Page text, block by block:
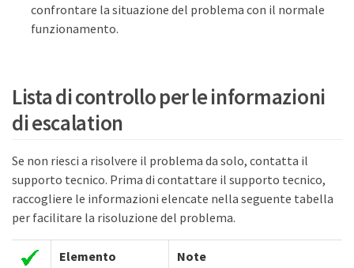
confrontare la situazione del problema con il normale
funzionamento.
Lista di controllo per le informazioni
di escalation
Se non riesci a risolvere il problema da solo, contatta il
supporto tecnico. Prima di contattare il supporto tecnico,
raccogliere le informazioni elencate nella seguente tabella
per facilitare la risoluzione del problema.
Elemento Note